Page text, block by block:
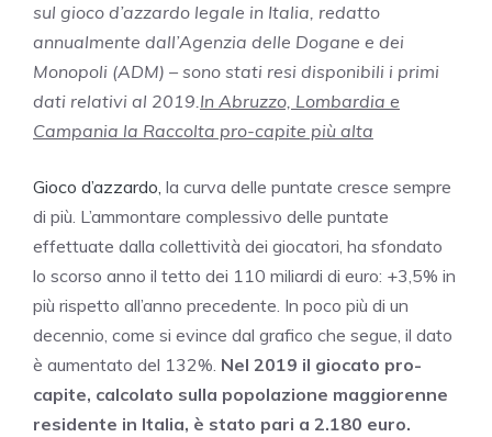
sul gioco d’azzardo legale in Italia, redatto
annualmente dall’Agenzia delle Dogane e dei
Monopoli (ADM) – sono stati resi disponibili i primi
dati relativi al 2019.In Abruzzo, Lombardia e
Campania la Raccolta pro-capite più alta
Gioco d’azzardo, la curva delle puntate cresce sempre
di più. L’ammontare complessivo delle puntate
effettuate dalla collettività dei giocatori, ha sfondato
lo scorso anno il tetto dei 110 miliardi di euro: +3,5% in
più rispetto all’anno precedente. In poco più di un
decennio, come si evince dal grafico che segue, il dato
è aumentato del 132%. Nel 2019 il giocato pro-
capite, calcolato sulla popolazione maggiorenne
residente in Italia, è stato pari a 2.180 euro.